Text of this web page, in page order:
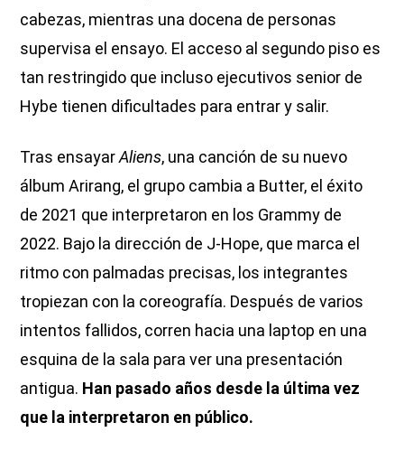
cabezas, mientras una docena de personas
supervisa el ensayo. El acceso al segundo piso es
tan restringido que incluso ejecutivos senior de
Hybe tienen dificultades para entrar y salir.
Tras ensayarAliens, una canción de su nuevo
álbum Arirang, el grupo cambia a Butter, el éxito
de 2021 que interpretaron en los Grammy de
2022. Bajo la dirección de J-Hope, que marca el
ritmo con palmadas precisas, los integrantes
tropiezan con la coreografía. Después de varios
intentos fallidos, corren hacia una laptop en una
esquina de la sala para ver una presentación
antigua. Han pasado años desde la última vez
que la interpretaron en público.